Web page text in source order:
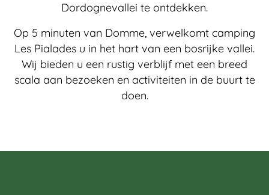
Dordognevallei te ontdekken.
Op 5 minuten van Domme, verwelkomt camping
Les Pialades u in het hart van een bosrijke vallei.
Wij bieden u een rustig verblijf met een breed
scala aan bezoeken en activiteiten in de buurt te
doen.